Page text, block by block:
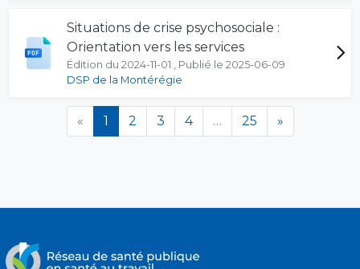
Situations de crise psychosociale :
Orientation vers les services
Édition du 2024-11-01 , Publié le 2025-06-09
DSP de la Montérégie
« 1 (en cours)
2 3 4 … 25 »